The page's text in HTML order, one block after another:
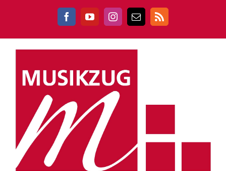
FacebookYouTubeInstagram
E-
Rss